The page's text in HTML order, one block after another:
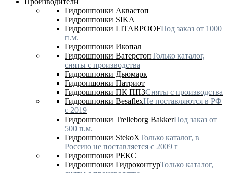
Гидрошпонки Аквастоп
Гидрошпонки SIKA
Гидрошпонки LITARPOOFПод заказ от 1000
п.м.
Гидрошпонки Икопал
Гидрошпонки ВатерстопТолько каталог,
сняты с производства
Гидрошпонки Дьюмарк
Гидропшонки Патриот
Гидрошпонки ПК ППЗСняты с производства
Гидрошпонки BesaflexНе поставляются в РФ
с 2019
Гидрошпонки Trelleborg BakkerПод заказ от
500 п.м.
Гидрошпонки StekoXТолько каталог, в
Россию не поставляется с 2009 г
Гидрошпонки РЕКС
Гидрошпонки ГидроконтурТолько каталог,